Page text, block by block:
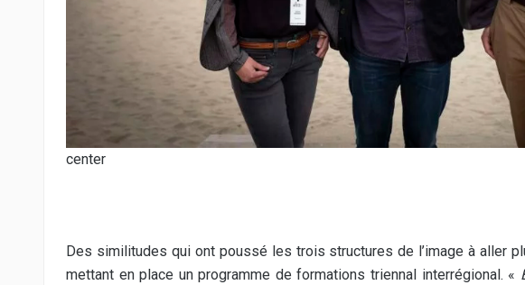
center
Des similitudes qui ont poussé les trois structures de l’image à aller
mettant en place un programme de formations triennal interrégional. «